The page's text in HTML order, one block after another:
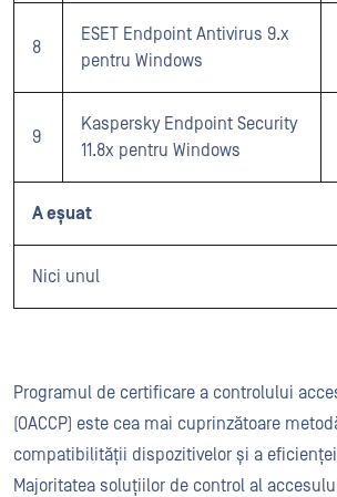
8
ESET Endpoint Antivirus 9.x
pentru Windows
9
Kaspersky Endpoint Security
11.8x pentru Windows
A eșuat
Nici unul
Programul de certificare a controlului
(OACCP) este cea mai cuprinzătoare
compatibilității dispozitivelor și a
Majoritatea soluțiilor de control al